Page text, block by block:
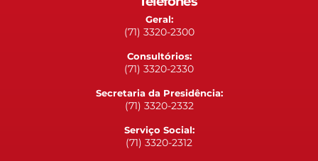
Geral:
(71) 3320-2300
Consultórios:
(71) 3320-2330
Secretaria da Presidência:
(71) 3320-2332
Serviço Social:
(71) 3320-2312